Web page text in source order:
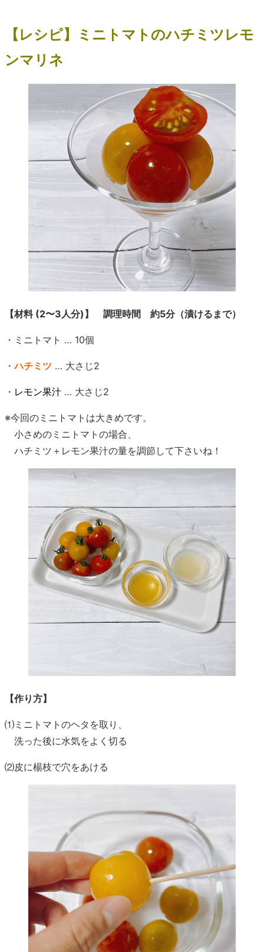
【レシピ】ミニトマトのハチミツレモ
ンマリネ
【材料 (2〜3人分)】 調理時間 約5分（漬けるまで）
・ミニトマト … 10個
・ハチミツ … 大さじ2
・ レモン果汁 … 大さじ2
※今回のミニトマトは大きめです。
小さめのミニトマトの場合、
ハチミツ＋レモン果汁の量を調節して下さいね！
【作り方】
⑴ミニトマトのヘタを取り、
洗った後に水気をよく切る
⑵皮に楊枝で穴をあける